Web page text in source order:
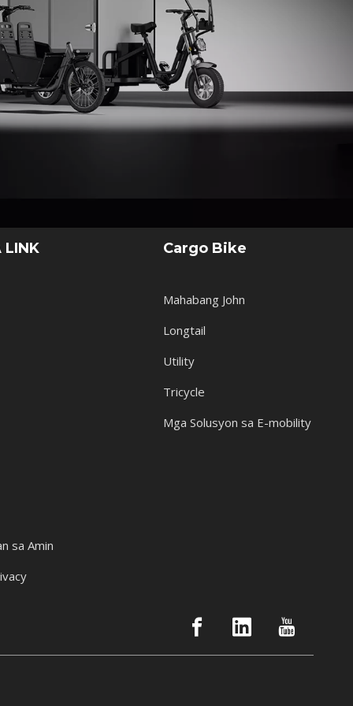
LINK
sa Amin
Cargo Bike
Mahabang John
Longtail
Utility
Tricycle
Mga Solusyon sa E-mobility